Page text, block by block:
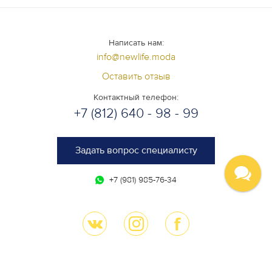
Написать нам:
info@newlife.moda
Оставить отзыв
Контактный телефон:
+7 (812) 640 - 98 - 99
Задать вопрос специалисту
+7 (981) 985-76-34